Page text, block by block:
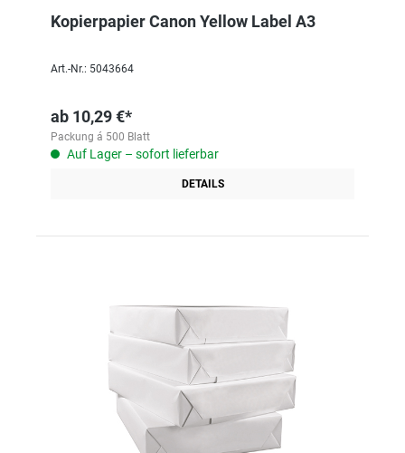
Kopierpapier Canon Yellow Label A3
Art.-Nr.: 5043664
ab 10,29 €*
Packung á 500 Blatt
Auf Lager – sofort lieferbar
DETAILS